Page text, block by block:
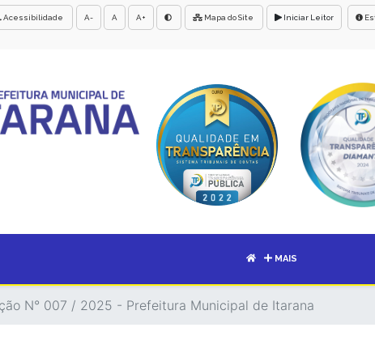
Acessibilidade A- A A+ Mapa do Site Iniciar Leitor
MAIS
N° 007 / 2025 - Prefeitura Municipal de Itarana